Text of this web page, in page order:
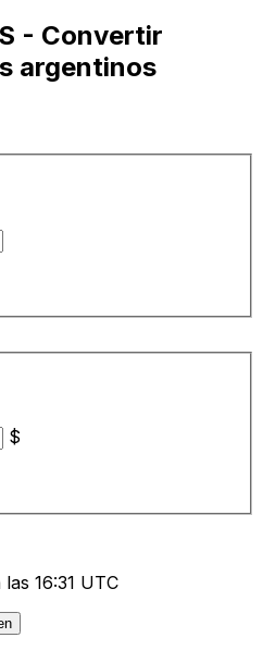
- Convertir
argentinos
$
16:31 UTC